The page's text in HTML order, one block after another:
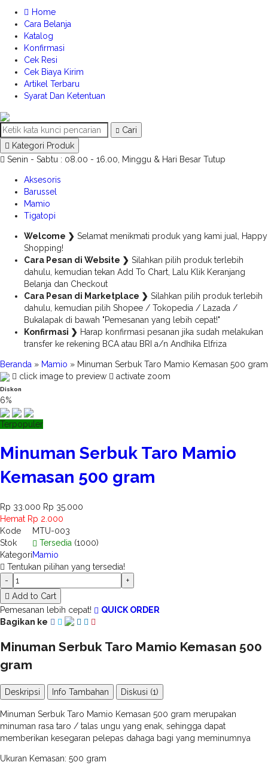
Home
Cara Belanja
Katalog
Konfirmasi
Cek Resi
Cek Biaya Kirim
Artikel Terbaru
Syarat Dan Ketentuan
Cari
Kategori Produk
Senin - Sabtu : 08.00 - 16.00, Minggu & Hari Besar Tutup
Aksesoris
Barussel
Mamio
Tigatopi
Welcome ❯ Selamat menikmati produk yang kami jual, Happy
Shopping!
Cara Pesan di Website ❯ Silahkan pilih produk terlebih
dahulu, kemudian tekan Add To Chart, Lalu Klik Keranjang
Belanja dan Checkout
Cara Pesan di Marketplace ❯ Silahkan pilih produk terlebih
dahulu, kemudian pilih Shopee / Tokopedia / Lazada /
Bukalapak di bawah "Pemesanan yang lebih cepat!"
Konfirmasi ❯ Harap konfirmasi pesanan jika sudah melakukan
transfer ke rekening BCA atau BRI a/n Andhika Elfriza
Beranda » Mamio » Minuman Serbuk Taro Mamio Kemasan 500 gram
click image to preview
activate zoom
Diskon
6%
Terpopuler
Minuman Serbuk Taro Mamio
Kemasan 500 gram
Rp 33.000 Rp 35.000
Hemat Rp 2.000
Kode
MTU-003
Stok
Tersedia (1000)
KategoriMamio
Tentukan pilihan yang tersedia!
-
+
Add to Cart
Pemesanan lebih cepat!
QUICK ORDER
Bagikan ke
Minuman Serbuk Taro Mamio Kemasan 500
gram
Deskripsi Info Tambahan Diskusi (1)
Minuman Serbuk Taro Mamio Kemasan 500 gram merupakan
minuman rasa taro / talas ungu yang enak, sehingga dapat
memberikan kesegaran pelepas dahaga bagi yang meminumnya
Ukuran Kemasan: 500 gram